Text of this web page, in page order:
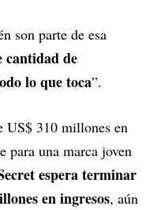
son parte de esa
cantidad de
lo que toca”.
US$ 310 millones en
para una marca joven
espera terminar
en ingresos, aún